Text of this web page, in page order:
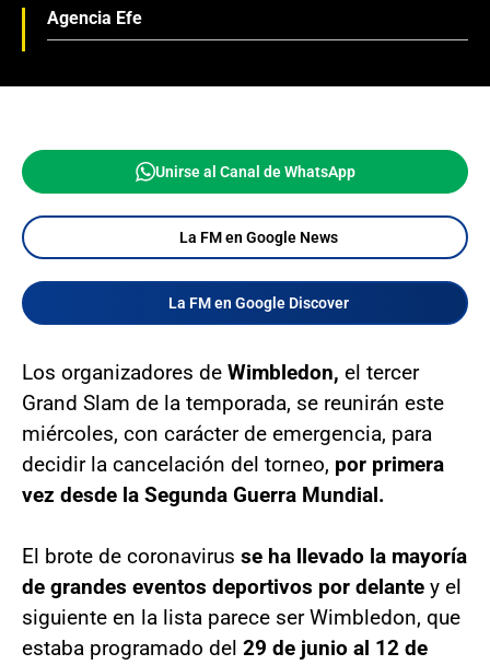
Agencia Efe
Unirse al Canal de WhatsApp
La FM en Google News
La FM en Google Discover
Los organizadores de Wimbledon, el tercer
Grand Slam de la temporada, se reunirán este
miércoles, con carácter de emergencia, para
decidir la cancelación del torneo, por primera
vez desde la Segunda Guerra Mundial.
El brote de coronavirus se ha llevado la mayoría
de grandes eventos deportivos por delante y el
siguiente en la lista parece ser Wimbledon, que
estaba programado del 29 de junio al 12 de